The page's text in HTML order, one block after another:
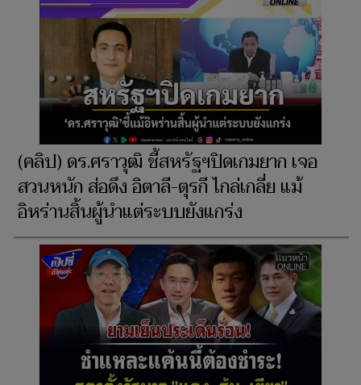
(คลิป) ดร.ศราวุฒิ ชี้สหรัฐฯปิดเกมยาก เจอ
สวนหนัก ส่อดึง อิตาลี-ตุรกี ไกล่เกลี่ย แม้
อิหร่านสิ้นผู้นำแต่ระบบยังแกร่ง